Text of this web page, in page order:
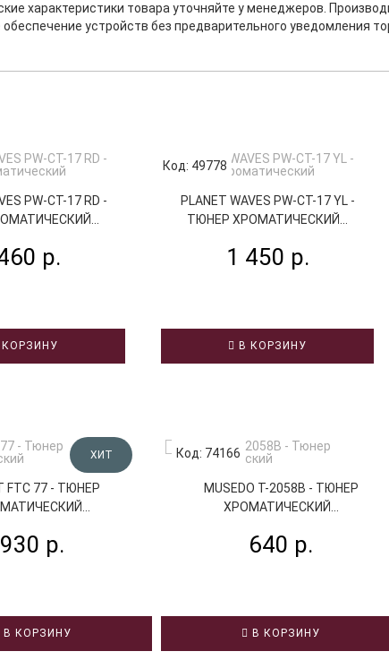
характеристики товара уточняйте у менеджеров.
устройств без предварительного уведомления
PW-CT-17 RD -
р.
КОРЗИНУ
Код: 49778
PLANET WAVES PW-CT-17 YL -
ТЮНЕР ХРОМАТИЧЕСКИЙ...
1 450 р.
В КОРЗИНУ
ХИТ
FTC 77 - ТЮНЕР
930 р.
В КОРЗИНУ
Код: 74166
MUSEDO T-2058B - ТЮНЕР
ХРОМАТИЧЕСКИЙ...
640 р.
В КОРЗИНУ